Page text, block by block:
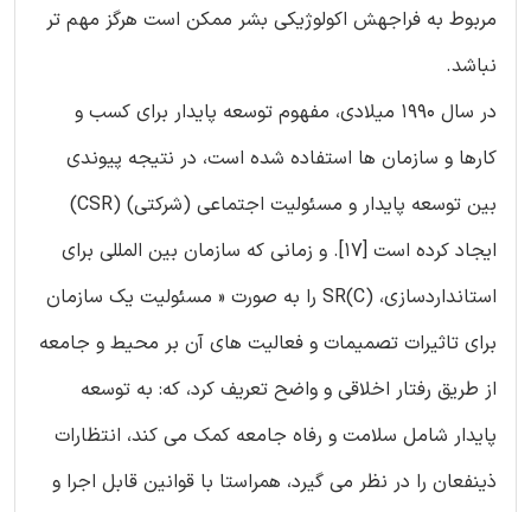
مربوط به فراجهش اکولوژیکی بشر ممکن است هرگز مهم تر
نباشد.
در سال 1990 میلادی، مفهوم توسعه پایدار برای کسب و
کارها و سازمان ها استفاده شده است، در نتیجه پیوندی
بین توسعه پایدار و مسئولیت اجتماعی (شرکتی) (CSR)
ایجاد کرده است [17]. و زمانی که سازمان بین المللی برای
استانداردسازی، (C)SR را به صورت « مسئولیت یک سازمان
برای تاثیرات تصمیمات و فعالیت های آن بر محیط و جامعه
از طریق رفتار اخلاقی و واضح تعریف کرد، که: به توسعه
پایدار شامل سلامت و رفاه جامعه کمک می کند، انتظارات
ذینفعان را در نظر می گیرد، همراستا با قوانین قابل اجرا و